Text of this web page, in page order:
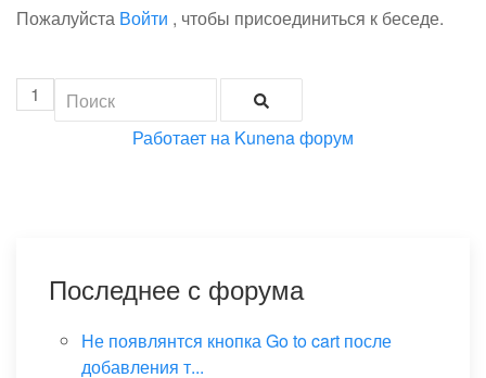
Пожалуйста Войти , чтобы присоединиться к беседе.
1
Работает на Kunena форум
Последнее с форума
Не появлянтся кнопка Go to cart после
добавления т...